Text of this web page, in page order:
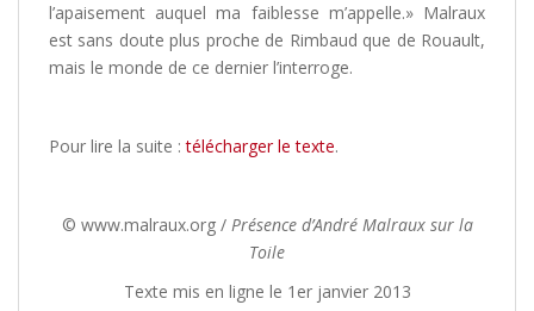
l’apaisement auquel ma faiblesse m’appelle.» Malraux
est sans doute plus proche de Rimbaud que de Rouault,
mais le monde de ce dernier l’interroge.
Pour lire la suite :télécharger le texte.
© www.malraux.org / Présence d’André Malraux sur la
Toile
Texte mis en ligne le 1er janvier 2013